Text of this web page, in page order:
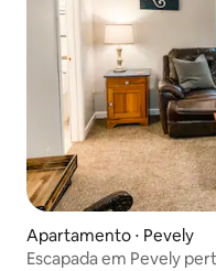
Apartamento ⋅ Pevely
Escapada em Pevely